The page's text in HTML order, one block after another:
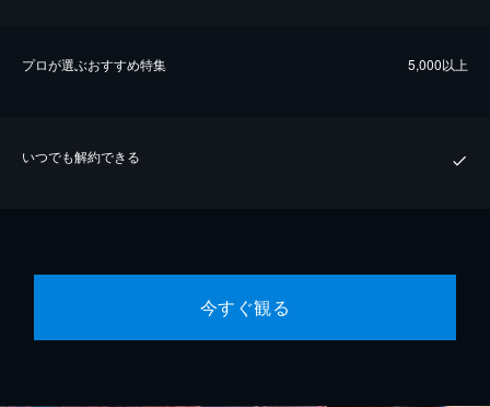
プロが選ぶおすすめ特集 5,000以上
いつでも解約できる
今すぐ観る